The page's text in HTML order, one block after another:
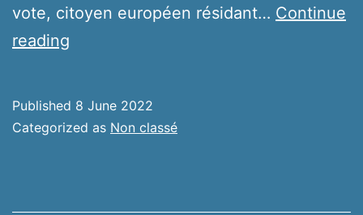
vote, citoyen européen résidant… Continue
reading
Published 8 June 2022
Categorized as Non classé